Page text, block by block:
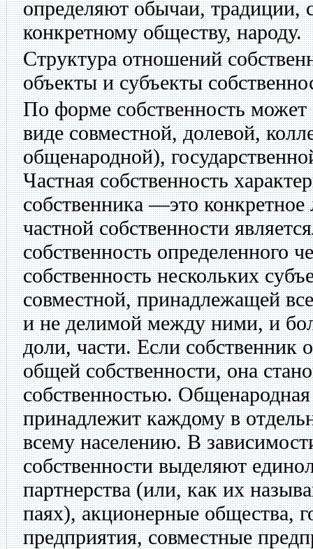
определяют обычаи, традиции,
конкретному обществу, народу.
Структура отношений
объекты и субъекты
По форме собственность
виде совместной, долевой,
общенародной),
Частная собственность
собственника —это
частной собственности
собственность определенного
собственность нескольких
совместной, принадлежащей
и не делимой между ними, и
доли, части. Если собственник
общей собственности, она
собственностью. Общенародная
принадлежит каждому в
всему населению. В
собственности выделяют
партнерства (или, как их
паях), акционерные общества,
предприятия, совместные